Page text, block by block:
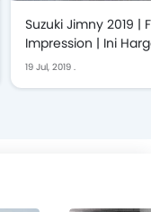
Suzuki Jimny 2019 |
Impression | Ini
GIIAS 2019 |
19 Jul, 2019 .